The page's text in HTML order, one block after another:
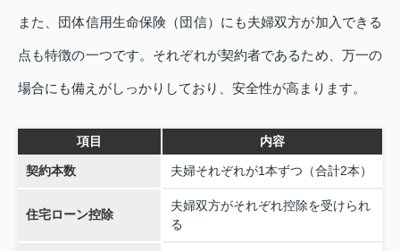
また、団体信用生命保険（団信）にも夫婦双方が加入できる
点も特徴の一つです。それぞれが契約者であるため、万一の
場合にも備えがしっかりしており、安全性が高まります。
項目 内容
契約本数 夫婦それぞれが1本ずつ（合計2本）
住宅ローン控除
夫婦双方がそれぞれ控除を受けられ
る